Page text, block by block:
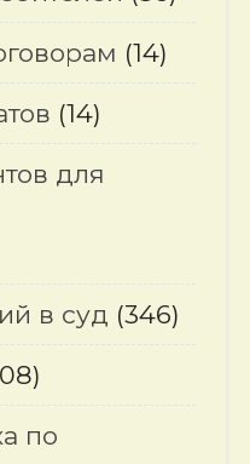
(14)
(14)
для
в суд (346)
по